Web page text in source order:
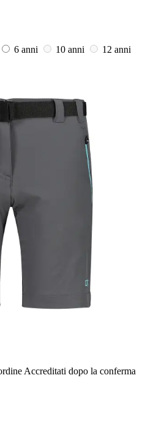
6 anni 10 anni
12 anni
Accreditati dopo la conferma